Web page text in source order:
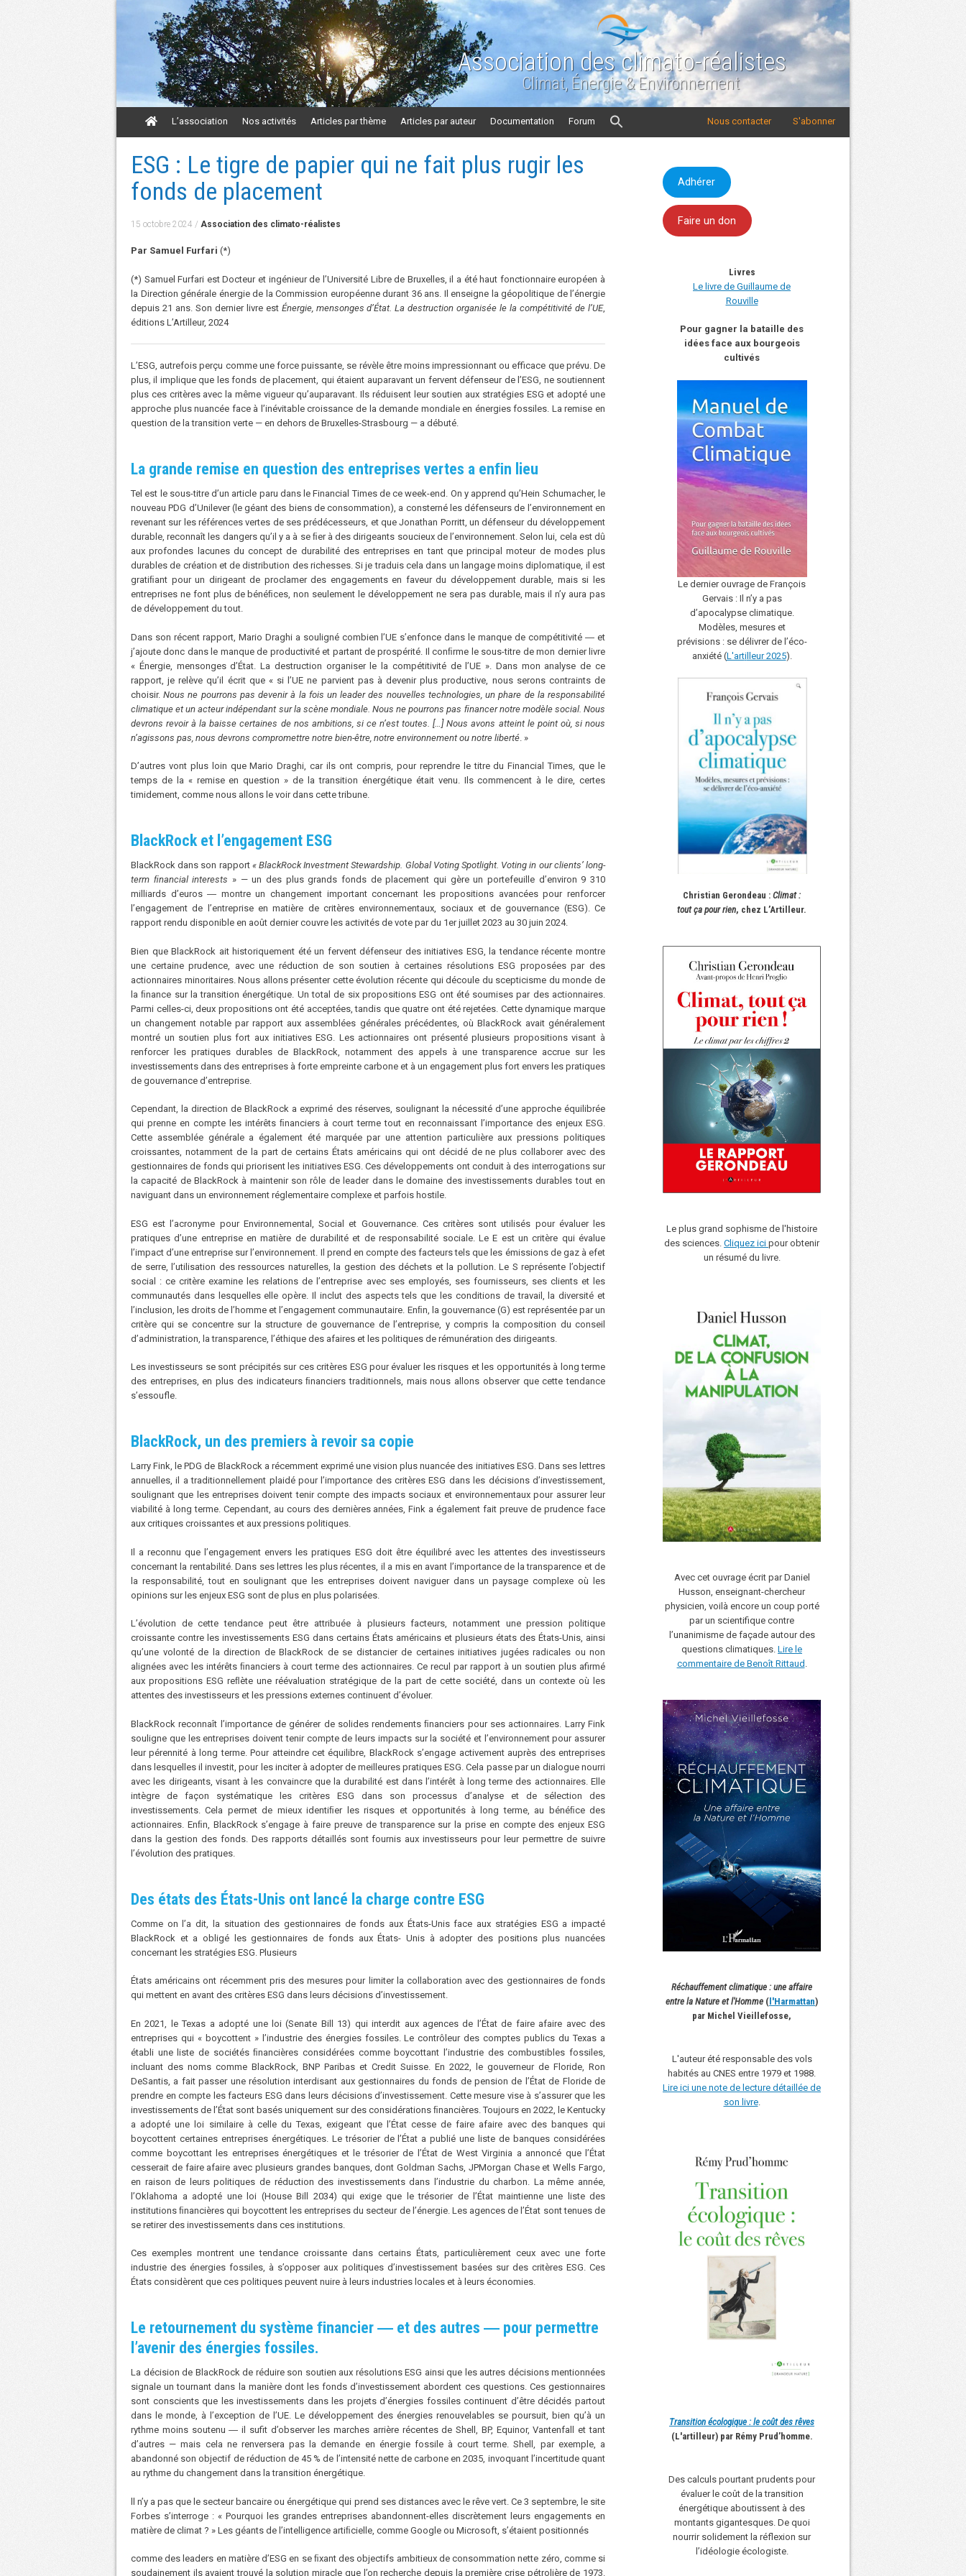
Association des climato-réalistes
Climat, Énergie & Environnement
L’association Nos activités Articles par thème Articles par auteur Documentation Forum S'abonner
Nous contacter
contenu
ESG : Le tigre de papier qui ne fait plus rugir les
fonds de placement
15 octobre 2024 / Association des climato-réalistes
Par Samuel Furfari (*)
(*) Samuel Furfari est Docteur et ingénieur de l’Université Libre de Bruxelles, il a été haut fonctionnaire européen à
la Direction générale énergie de la Commission européenne durant 36 ans. Il enseigne la géopolitique de l’énergie
depuis 21 ans. Son dernier livre est Énergie, mensonges d’État. La destruction organisée le la compétitivité de l’UE,
éditions L’Artilleur, 2024
L’ESG, autrefois perçu comme une force puissante, se révèle être moins impressionnant ou efficace que prévu. De
plus, il implique que les fonds de placement, qui étaient auparavant un fervent défenseur de l’ESG, ne soutiennent
plus ces critères avec la même vigueur qu’auparavant. Ils réduisent leur soutien aux stratégies ESG et adopté une
approche plus nuancée face à l’inévitable croissance de la demande mondiale en énergies fossiles. La remise en
question de la transition verte — en dehors de Bruxelles-Strasbourg — a débuté.
La grande remise en question des entreprises vertes a enﬁn lieu
Tel est le sous-titre d’un article paru dans le Financial Times de ce week-end. On y apprend qu’Hein Schumacher, le
nouveau PDG d’Unilever (le géant des biens de consommation), a consterné les défenseurs de l’environnement en
revenant sur les références vertes de ses prédécesseurs, et que Jonathan Porritt, un défenseur du développement
durable, reconnaît les dangers qu’il y a à se ﬁer à des dirigeants soucieux de l’environnement. Selon lui, cela est dû
aux profondes lacunes du concept de durabilité des entreprises en tant que principal moteur de modes plus
durables de création et de distribution des richesses. Si je traduis cela dans un langage moins diplomatique, il est
gratiﬁant pour un dirigeant de proclamer des engagements en faveur du développement durable, mais si les
entreprises ne font plus de bénéﬁces, non seulement le développement ne sera pas durable, mais il n’y aura pas
de développement du tout.
Dans son récent rapport, Mario Draghi a souligné combien l’UE s’enfonce dans le manque de compétitivité ― et
j’ajoute donc dans le manque de productivité et partant de prospérité. Il conﬁrme le sous-titre de mon dernier livre
« Énergie, mensonges d’État. La destruction organiser le la compétitivité de l’UE ». Dans mon analyse de ce
rapport, je relève qu’il écrit que « si l’UE ne parvient pas à devenir plus productive, nous serons contraints de
choisir.Nous ne pourrons pas devenir à la fois un leader des nouvelles technologies, un phare de la responsabilité
climatique et un acteur indépendant sur la scène mondiale. Nous ne pourrons pas ﬁnancer notre modèle social. Nous
devrons revoir à la baisse certaines de nos ambitions, si ce n’est toutes. […] Nous avons atteint le point où, si nous
n’agissons pas, nous devrons compromettre notre bien-être, notre environnement ou notre liberté . »
D’autres vont plus loin que Mario Draghi, car ils ont compris, pour reprendre le titre du Financial Times, que le
temps de la « remise en question » de la transition énergétique était venu. Ils commencent à le dire, certes
timidement, comme nous allons le voir dans cette tribune.
BlackRock et l’engagement ESG
BlackRock dans son rapport « BlackRock Investment Stewardship. Global Voting Spotlight. Voting in our clients’ long-
term ﬁnancial interests » — un des plus grands fonds de placement qui gère un portefeuille d’environ 9 310
milliards d’euros ― montre un changement important concernant les propositions avancées pour renforcer
l’engagement de l’entreprise en matière de critères environnementaux, sociaux et de gouvernance (ESG). Ce
rapport rendu disponible en août dernier couvre les activités de vote par du 1er juillet 2023 au 30 juin 2024.
Bien que BlackRock ait historiquement été un fervent défenseur des initiatives ESG, la tendance récente montre
une certaine prudence, avec une réduction de son soutien à certaines résolutions ESG proposées par des
actionnaires minoritaires. Nous allons présenter cette évolution récente qui découle du scepticisme du monde de
la ﬁnance sur la transition énergétique. Un total de six propositions ESG ont été soumises par des actionnaires.
Parmi celles-ci, deux propositions ont été acceptées, tandis que quatre ont été rejetées. Cette dynamique marque
un changement notable par rapport aux assemblées générales précédentes, où BlackRock avait généralement
montré un soutien plus fort aux initiatives ESG. Les actionnaires ont présenté plusieurs propositions visant à
renforcer les pratiques durables de BlackRock, notamment des appels à une transparence accrue sur les
investissements dans des entreprises à forte empreinte carbone et à un engagement plus fort envers les pratiques
de gouvernance d’entreprise.
Cependant, la direction de BlackRock a exprimé des réserves, soulignant la nécessité d’une approche équilibrée
qui prenne en compte les intérêts ﬁnanciers à court terme tout en reconnaissant l’importance des enjeux ESG.
Cette assemblée générale a également été marquée par une attention particulière aux pressions politiques
croissantes, notamment de la part de certains États américains qui ont décidé de ne plus collaborer avec des
gestionnaires de fonds qui priorisent les initiatives ESG. Ces développements ont conduit à des interrogations sur
la capacité de BlackRock à maintenir son rôle de leader dans le domaine des investissements durables tout en
naviguant dans un environnement réglementaire complexe et parfois hostile.
ESG est l’acronyme pour Environnemental, Social et Gouvernance. Ces critères sont utilisés pour évaluer les
pratiques d’une entreprise en matière de durabilité et de responsabilité sociale. Le E est un critère qui évalue
l’impact d’une entreprise sur l’environnement. Il prend en compte des facteurs tels que les émissions de gaz à efet
de serre, l’utilisation des ressources naturelles, la gestion des déchets et la pollution. Le S représente l’objectif
social : ce critère examine les relations de l’entreprise avec ses employés, ses fournisseurs, ses clients et les
communautés dans lesquelles elle opère. Il inclut des aspects tels que les conditions de travail, la diversité et
l’inclusion, les droits de l’homme et l’engagement communautaire. Enﬁn, la gouvernance (G) est représentée par un
critère qui se concentre sur la structure de gouvernance de l’entreprise, y compris la composition du conseil
d’administration, la transparence, l’éthique des afaires et les politiques de rémunération des dirigeants.
Les investisseurs se sont précipités sur ces critères ESG pour évaluer les risques et les opportunités à long terme
des entreprises, en plus des indicateurs ﬁnanciers traditionnels, mais nous allons observer que cette tendance
s’essoufle.
BlackRock, un des premiers à revoir sa copie
Larry Fink, le PDG de BlackRock a récemment exprimé une vision plus nuancée des initiatives ESG. Dans ses lettres
annuelles, il a traditionnellement plaidé pour l’importance des critères ESG dans les décisions d’investissement,
soulignant que les entreprises doivent tenir compte des impacts sociaux et environnementaux pour assurer leur
viabilité à long terme. Cependant, au cours des dernières années, Fink a également fait preuve de prudence face
aux critiques croissantes et aux pressions politiques.
Il a reconnu que l’engagement envers les pratiques ESG doit être équilibré avec les attentes des investisseurs
concernant la rentabilité. Dans ses lettres les plus récentes, il a mis en avant l’importance de la transparence et de
la responsabilité, tout en soulignant que les entreprises doivent naviguer dans un paysage complexe où les
opinions sur les enjeux ESG sont de plus en plus polarisées.
L’évolution de cette tendance peut être attribuée à plusieurs facteurs, notamment une pression politique
croissante contre les investissements ESG dans certains États américains et plusieurs états des États-Unis, ainsi
qu’une volonté de la direction de BlackRock de se distancier de certaines initiatives jugées radicales ou non
alignées avec les intérêts ﬁnanciers à court terme des actionnaires. Ce recul par rapport à un soutien plus afirmé
aux propositions ESG reﬂète une réévaluation stratégique de la part de cette société, dans un contexte où les
attentes des investisseurs et les pressions externes continuent d’évoluer.
BlackRock reconnaît l’importance de générer de solides rendements ﬁnanciers pour ses actionnaires. Larry Fink
souligne que les entreprises doivent tenir compte de leurs impacts sur la société et l’environnement pour assurer
leur pérennité à long terme. Pour atteindre cet équilibre, BlackRock s’engage activement auprès des entreprises
dans lesquelles il investit, pour les inciter à adopter de meilleures pratiques ESG. Cela passe par un dialogue nourri
avec les dirigeants, visant à les convaincre que la durabilité est dans l’intérêt à long terme des actionnaires. Elle
intègre de façon systématique les critères ESG dans son processus d’analyse et de sélection des
investissements. Cela permet de mieux identiﬁer les risques et opportunités à long terme, au bénéﬁce des
actionnaires. Enﬁn, BlackRock s’engage à faire preuve de transparence sur la prise en compte des enjeux ESG
dans la gestion des fonds. Des rapports détaillés sont fournis aux investisseurs pour leur permettre de suivre
l’évolution des pratiques.
Des états des États-Unis ont lancé la charge contre ESG
Comme on l’a dit, la situation des gestionnaires de fonds aux États-Unis face aux stratégies ESG a impacté
BlackRock et a obligé les gestionnaires de fonds aux États- Unis à adopter des positions plus nuancées
concernant les stratégies ESG. Plusieurs
États américains ont récemment pris des mesures pour limiter la collaboration avec des gestionnaires de fonds
qui mettent en avant des critères ESG dans leurs décisions d’investissement.
En 2021, le Texas a adopté une loi (Senate Bill 13) qui interdit aux agences de l’État de faire afaire avec des
entreprises qui « boycottent » l’industrie des énergies fossiles. Le contrôleur des comptes publics du Texas a
établi une liste de sociétés ﬁnancières considérées comme boycottant l’industrie des combustibles fossiles,
incluant des noms comme BlackRock, BNP Paribas et Credit Suisse. En 2022, le gouverneur de Floride, Ron
DeSantis, a fait passer une résolution interdisant aux gestionnaires du fonds de pension de l’État de Floride de
prendre en compte les facteurs ESG dans leurs décisions d’investissement. Cette mesure vise à s’assurer que les
investissements de l’État sont basés uniquement sur des considérations ﬁnancières. Toujours en 2022, le Kentucky
a adopté une loi similaire à celle du Texas, exigeant que l’État cesse de faire afaire avec des banques qui
boycottent certaines entreprises énergétiques. Le trésorier de l’État a publié une liste de banques considérées
comme boycottant les entreprises énergétiques et le trésorier de l’État de West Virginia a annoncé que l’État
cesserait de faire afaire avec plusieurs grandes banques, dont Goldman Sachs, JPMorgan Chase et Wells Fargo,
en raison de leurs politiques de réduction des investissements dans l’industrie du charbon. La même année,
l’Oklahoma a adopté une loi (House Bill 2034) qui exige que le trésorier de l’État maintienne une liste des
institutions ﬁnancières qui boycottent les entreprises du secteur de l’énergie. Les agences de l’État sont tenues de
se retirer des investissements dans ces institutions.
Ces exemples montrent une tendance croissante dans certains États, particulièrement ceux avec une forte
industrie des énergies fossiles, à s’opposer aux politiques d’investissement basées sur des critères ESG. Ces
États considèrent que ces politiques peuvent nuire à leurs industries locales et à leurs économies.
Le retournement du système ﬁnancier ― et des autres ― pour permettre
l’avenir des énergies fossiles.
La décision de BlackRock de réduire son soutien aux résolutions ESG ainsi que les autres décisions mentionnées
signale un tournant dans la manière dont les fonds d’investissement abordent ces questions. Ces gestionnaires
sont conscients que les investissements dans les projets d’énergies fossiles continuent d’être décidés partout
dans le monde, à l’exception de l’UE. Le développement des énergies renouvelables se poursuit, bien qu’à un
rythme moins soutenu ― il sufit d’observer les marches arrière récentes de Shell, BP, Equinor, Vantenfall et tant
d’autres — mais cela ne renversera pas la demande en énergie fossile à court terme. Shell, par exemple, a
abandonné son objectif de réduction de 45 % de l’intensité nette de carbone en 2035, invoquant l’incertitude quant
au rythme du changement dans la transition énergétique.
ll n’y a pas que le secteur bancaire ou énergétique qui prend ses distances avec le rêve vert. Ce 3 septembre, le site
Forbes s’interroge : « Pourquoi les grandes entreprises abandonnent-elles discrètement leurs engagements en
matière de climat ? » Les géants de l’intelligence artiﬁcielle, comme Google ou Microsoft, s’étaient positionnés
comme des leaders en matière d’ESG en se ﬁxant des objectifs ambitieux de consommation nette zéro, comme si
soudainement ils avaient trouvé la solution miracle que l’on recherche depuis la première crise pétrolière de 1973.
Adhérer
Faire un don
Livres
Le livre de Guillaume de
Rouville
Pour gagner la bataille des
idées face aux bourgeois
cultivés
Le dernier ouvrage de François
Gervais : Il n’y a pas
d’apocalypse climatique.
Modèles, mesures et
prévisions : se délivrer de l’éco-
anxiété (L'artilleur 2025).
Christian Gerondeau : Climat :
tout ça pour rien, chez L’Artilleur.
Le plus grand sophisme de l'histoire
des sciences. Cliquez ici pour obtenir
un résumé du livre.
Avec cet ouvrage écrit par Daniel
Husson, enseignant-chercheur
physicien, voilà encore un coup porté
par un scientifique contre
l’unanimisme de façade autour des
questions climatiques. Lire le
commentaire de Benoît Rittaud
Réchauffement climatique : une affaire
entre la Nature et l'Homme (l'Harmattan)
par Michel Vieillefosse,
L'auteur été responsable des vols
habités au CNES entre 1979 et 1988.
Lire ici une note de lecture détaillée de
son livre.
Transition écologique : le coût des rêves
(L'artilleur) par Rémy Prud’homme.
Des calculs pourtant prudents pour
évaluer le coût de la transition
énergétique aboutissent à des
montants gigantesques. De quoi
nourrir solidement la réflexion sur
l’idéologie écologiste.